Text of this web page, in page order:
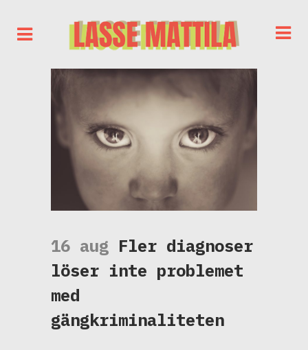
16 aug Fler diagnoser
löser inte problemet
med
gängkriminaliteten